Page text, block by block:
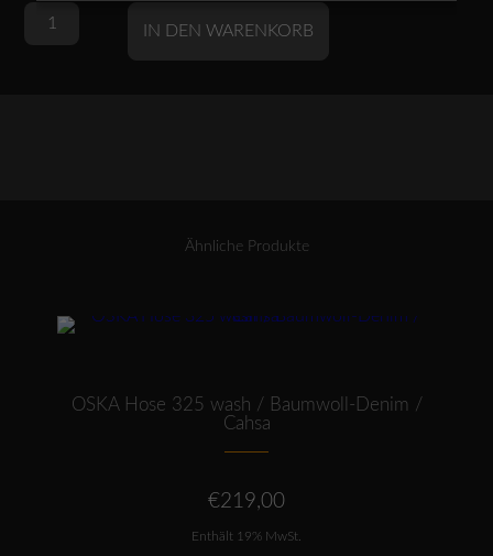
OSKA
IN DEN WARENKORB
Ähnliche Produkte
Dieses Produkt weist mehrere Varianten auf. Die Optionen können auf der Produktseite gewählt werden
OSKA Hose 325 wash / Baumwoll-Denim /
Cahsa
€219,00
Enthält 19% MwSt.